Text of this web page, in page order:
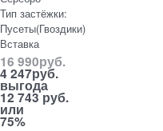
Тип застёжки:
Пусеты(Гвоздики)
Вставка
16 990руб.
4 247руб.
выгода
12 743 руб.
или
75%